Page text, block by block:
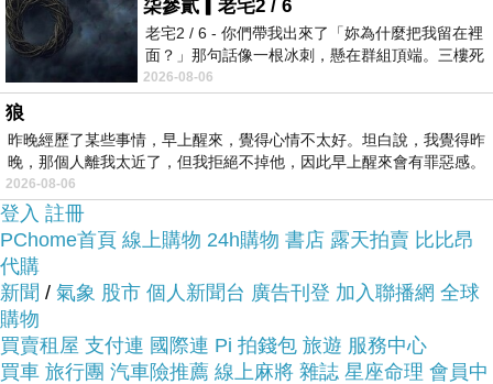
於是我也參考了其他網友FX CREATIONS-Wexia系
列-直式側背包(小)-深灰 WEX69576-45的推薦開箱
文及心得分享!
找了很多FX CREATIONS-Wexia系列-直式側背包
(小)-深灰 WEX69576-45評論跟比價的結果，還有
哪裡買最便宜划算，發現它真的很不錯!!
而且在網路上購買，品質有保障又有七天鑑
賞期，不滿意可以退貨也不用擔心買
貴!
柒參貳▎老宅2 / 6
老宅2 / 6 - 你們帶我出來了「妳為什麼把我留在裡
面？」那句話像一根冰刺，懸在群組頂端。三樓死
死盯著照片裡的人。那個人確實站在
2026-08-06
狼
昨晚經歷了某些事情，早上醒來，覺得心情不太好。坦白說，我覺得昨
晚，那個人離我太近了，但我拒絕不掉他，因此早上醒來會有罪惡感。
2026-08-06
登入 註冊
PChome首頁 線上購物 24h購物 書店 露天拍賣 比比昂
代購
新聞 / 氣象 股市 個人新聞台 廣告刊登 加入聯播網 全球
購物
買賣租屋 支付連 國際連 Pi 拍錢包 旅遊 服務中心
買車 旅行團 汽車險推薦 線上麻將 雜誌 星座命理 會員中